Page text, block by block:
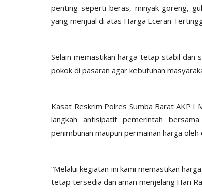
penting seperti beras, minyak goreng,
yang menjual di atas Harga Eceran
Selain memastikan harga tetap stabil dan
pokok di pasaran agar kebutuhan
Kasat Reskrim Polres Sumba Barat AKP I
langkah antisipatif pemerintah
penimbunan maupun permainan harga
“Melalui kegiatan ini kami memastikan
tetap tersedia dan aman menjelang Hari
Arus Mudik
BERANDA
TOYOTA FORTUNER